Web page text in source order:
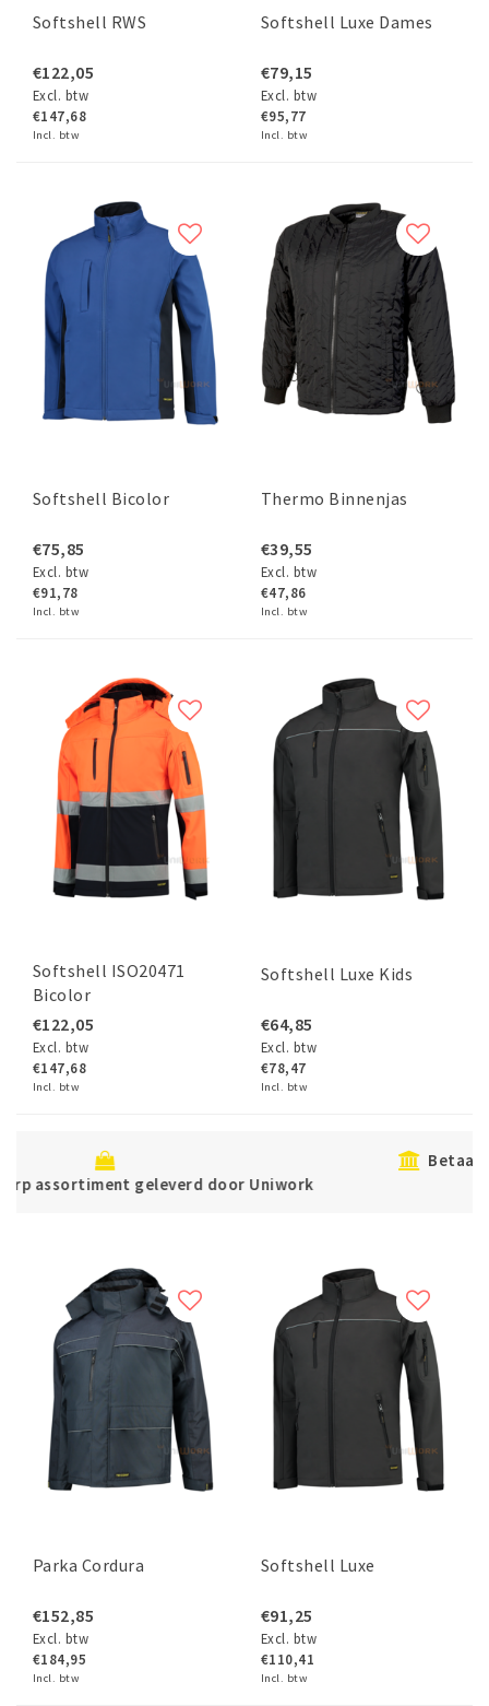
Softshell RWS
€122,05
Excl. btw
€147,68
Incl. btw
Softshell Luxe Dames
€79,15
Excl. btw
€95,77
Incl. btw
Softshell Bicolor
€75,85
Excl. btw
€91,78
Incl. btw
Thermo Binnenjas
€39,55
Excl. btw
€47,86
Incl. btw
Softshell ISO20471
Bicolor
€122,05
Excl. btw
€147,68
Incl. btw
Softshell Luxe Kids
€64,85
Excl. btw
€78,47
Incl. btw
Betaal veilig direct of achteraf met Klarna
Parka Cordura
€152,85
Excl. btw
€184,95
Incl. btw
Softshell Luxe
€91,25
Excl. btw
€110,41
Incl. btw